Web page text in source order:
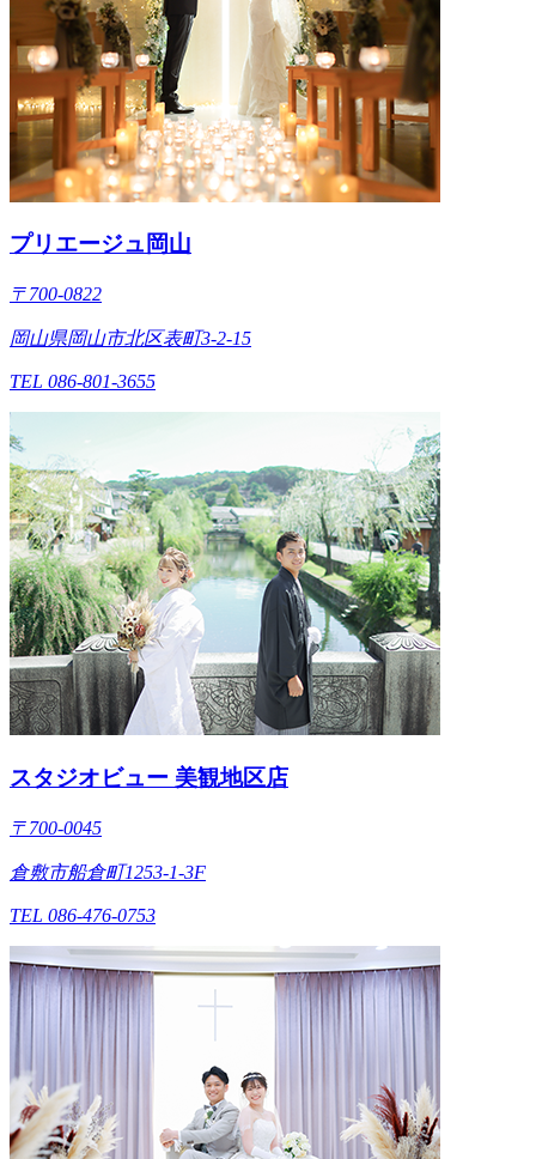
プリエージュ岡山
〒700-0822
岡山県岡山市北区表町3-2-15
TEL 086-801-3655
スタジオビュー 美観地区店
〒700-0045
倉敷市船倉町1253-1-3F
TEL 086-476-0753